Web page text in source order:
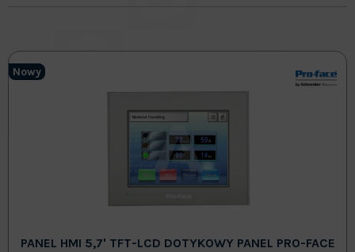
Nowy
PANEL HMI 5,7' TFT-LCD DOTYKOWY PANEL PRO-FACE